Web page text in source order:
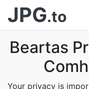
JPG.to
Beartas
Your privacy is